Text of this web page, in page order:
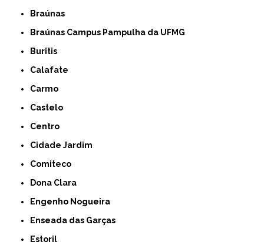
Braúnas
Braúnas Campus Pampulha da UFMG
Buritis
Calafate
Carmo
Castelo
Centro
Cidade Jardim
Comiteco
Dona Clara
Engenho Nogueira
Enseada das Garças
Estoril